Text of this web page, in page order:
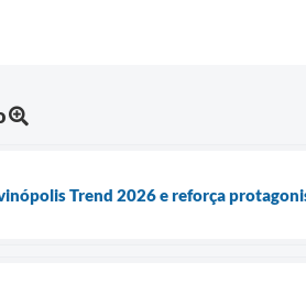
Trend 2026 e reforça